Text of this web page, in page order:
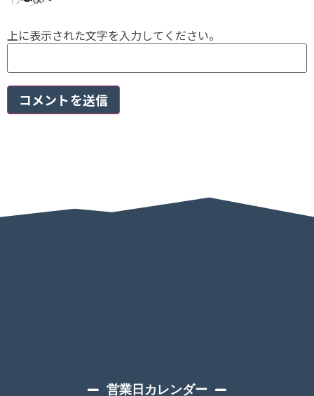
上に表示された文字を入力してください。
営業日カレンダー